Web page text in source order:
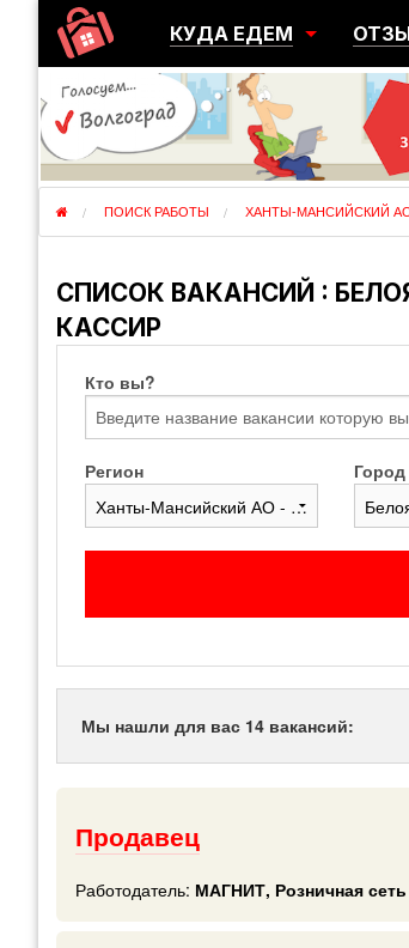
КУДА ЕДЕМ
ГОРОДА
РЕГИОНЫ
ПОИСК РАБОТЫ ХАНТЫ-МАНСИЙСКИЙ
СПИСОК ВАКАНСИЙ :
КАССИР
Кто вы?
Регион Город
Мы нашли для вас 14 вакансий:
Продавец
Работодатель: МАГНИТ, Розничная сеть